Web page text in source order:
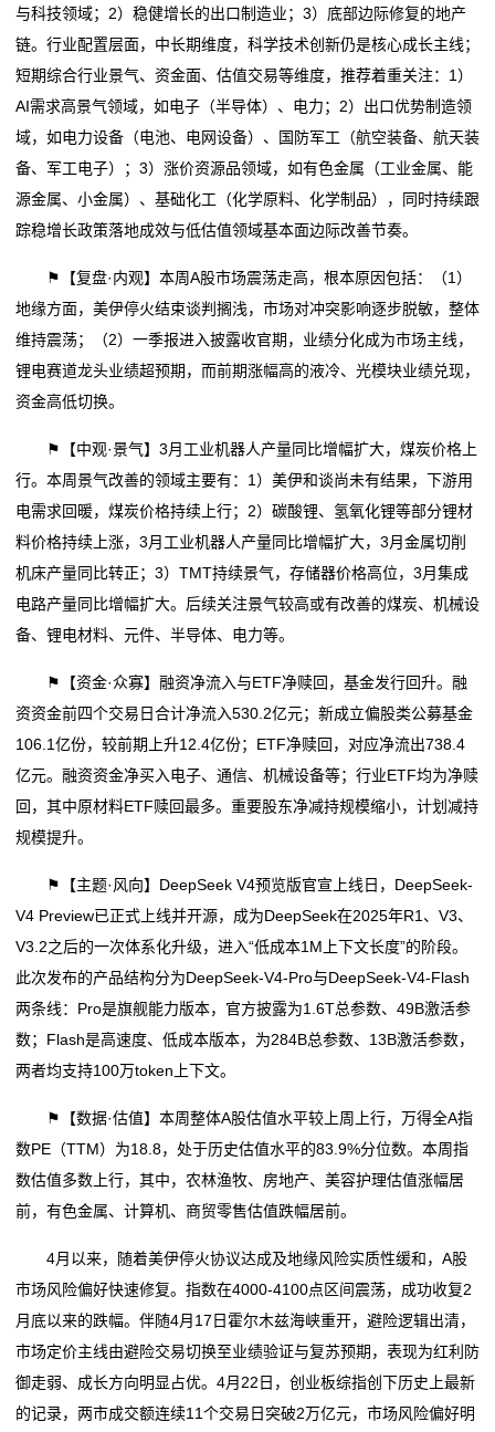
与科技领域；2）稳健增长的出口制造业；3）底部边际修复的地产
链。行业配置层面，中长期维度，科学技术创新仍是核心成长主线；
短期综合行业景气、资金面、估值交易等维度，推荐着重关注：1）
AI需求高景气领域，如电子（半导体）、电力；2）出口优势制造领
域，如电力设备（电池、电网设备）、国防军工（航空装备、航天装
备、军工电子）；3）涨价资源品领域，如有色金属（工业金属、能
源金属、小金属）、基础化工（化学原料、化学制品），同时持续跟
踪稳增长政策落地成效与低估值领域基本面边际改善节奏。
⚑【复盘·内观】本周A股市场震荡走高，根本原因包括：（1）
地缘方面，美伊停火结束谈判搁浅，市场对冲突影响逐步脱敏，整体
维持震荡；（2）一季报进入披露收官期，业绩分化成为市场主线，
锂电赛道龙头业绩超预期，而前期涨幅高的液冷、光模块业绩兑现，
资金高低切换。
⚑【中观·景气】3月工业机器人产量同比增幅扩大，煤炭价格上
行。本周景气改善的领域主要有：1）美伊和谈尚未有结果，下游用
电需求回暖，煤炭价格持续上行；2）碳酸锂、氢氧化锂等部分锂材
料价格持续上涨，3月工业机器人产量同比增幅扩大，3月金属切削
机床产量同比转正；3）TMT持续景气，存储器价格高位，3月集成
电路产量同比增幅扩大。后续关注景气较高或有改善的煤炭、机械设
备、锂电材料、元件、半导体、电力等。
⚑【资金·众寡】融资净流入与ETF净赎回，基金发行回升。融
资资金前四个交易日合计净流入530.2亿元；新成立偏股类公募基金
106.1亿份，较前期上升12.4亿份；ETF净赎回，对应净流出738.4
亿元。融资资金净买入电子、通信、机械设备等；行业ETF均为净赎
回，其中原材料ETF赎回最多。重要股东净减持规模缩小，计划减持
规模提升。
⚑【主题·风向】DeepSeek V4预览版官宣上线日，DeepSeek-
V4 Preview已正式上线并开源，成为DeepSeek在2025年R1、V3、
V3.2之后的一次体系化升级，进入“低成本1M上下文长度”的阶段。
此次发布的产品结构分为DeepSeek-V4-Pro与DeepSeek-V4-Flash
两条线：Pro是旗舰能力版本，官方披露为1.6T总参数、49B激活参
数；Flash是高速度、低成本版本，为284B总参数、13B激活参数，
两者均支持100万token上下文。
⚑【数据·估值】本周整体A股估值水平较上周上行，万得全A指
数PE（TTM）为18.8，处于历史估值水平的83.9%分位数。本周指
数估值多数上行，其中，农林渔牧、房地产、美容护理估值涨幅居
前，有色金属、计算机、商贸零售估值跌幅居前。
4月以来，随着美伊停火协议达成及地缘风险实质性缓和，A股
市场风险偏好快速修复。指数在4000-4100点区间震荡，成功收复2
月底以来的跌幅。伴随4月17日霍尔木兹海峡重开，避险逻辑出清，
市场定价主线由避险交易切换至业绩验证与复苏预期，表现为红利防
御走弱、成长方向明显占优。4月22日，创业板综指创下历史上最新
的记录，两市成交额连续11个交易日突破2万亿元，市场风险偏好明